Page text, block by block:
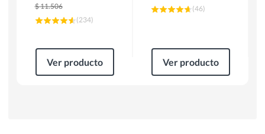
$11.506
(234)
Ver producto
(46)
Ver producto